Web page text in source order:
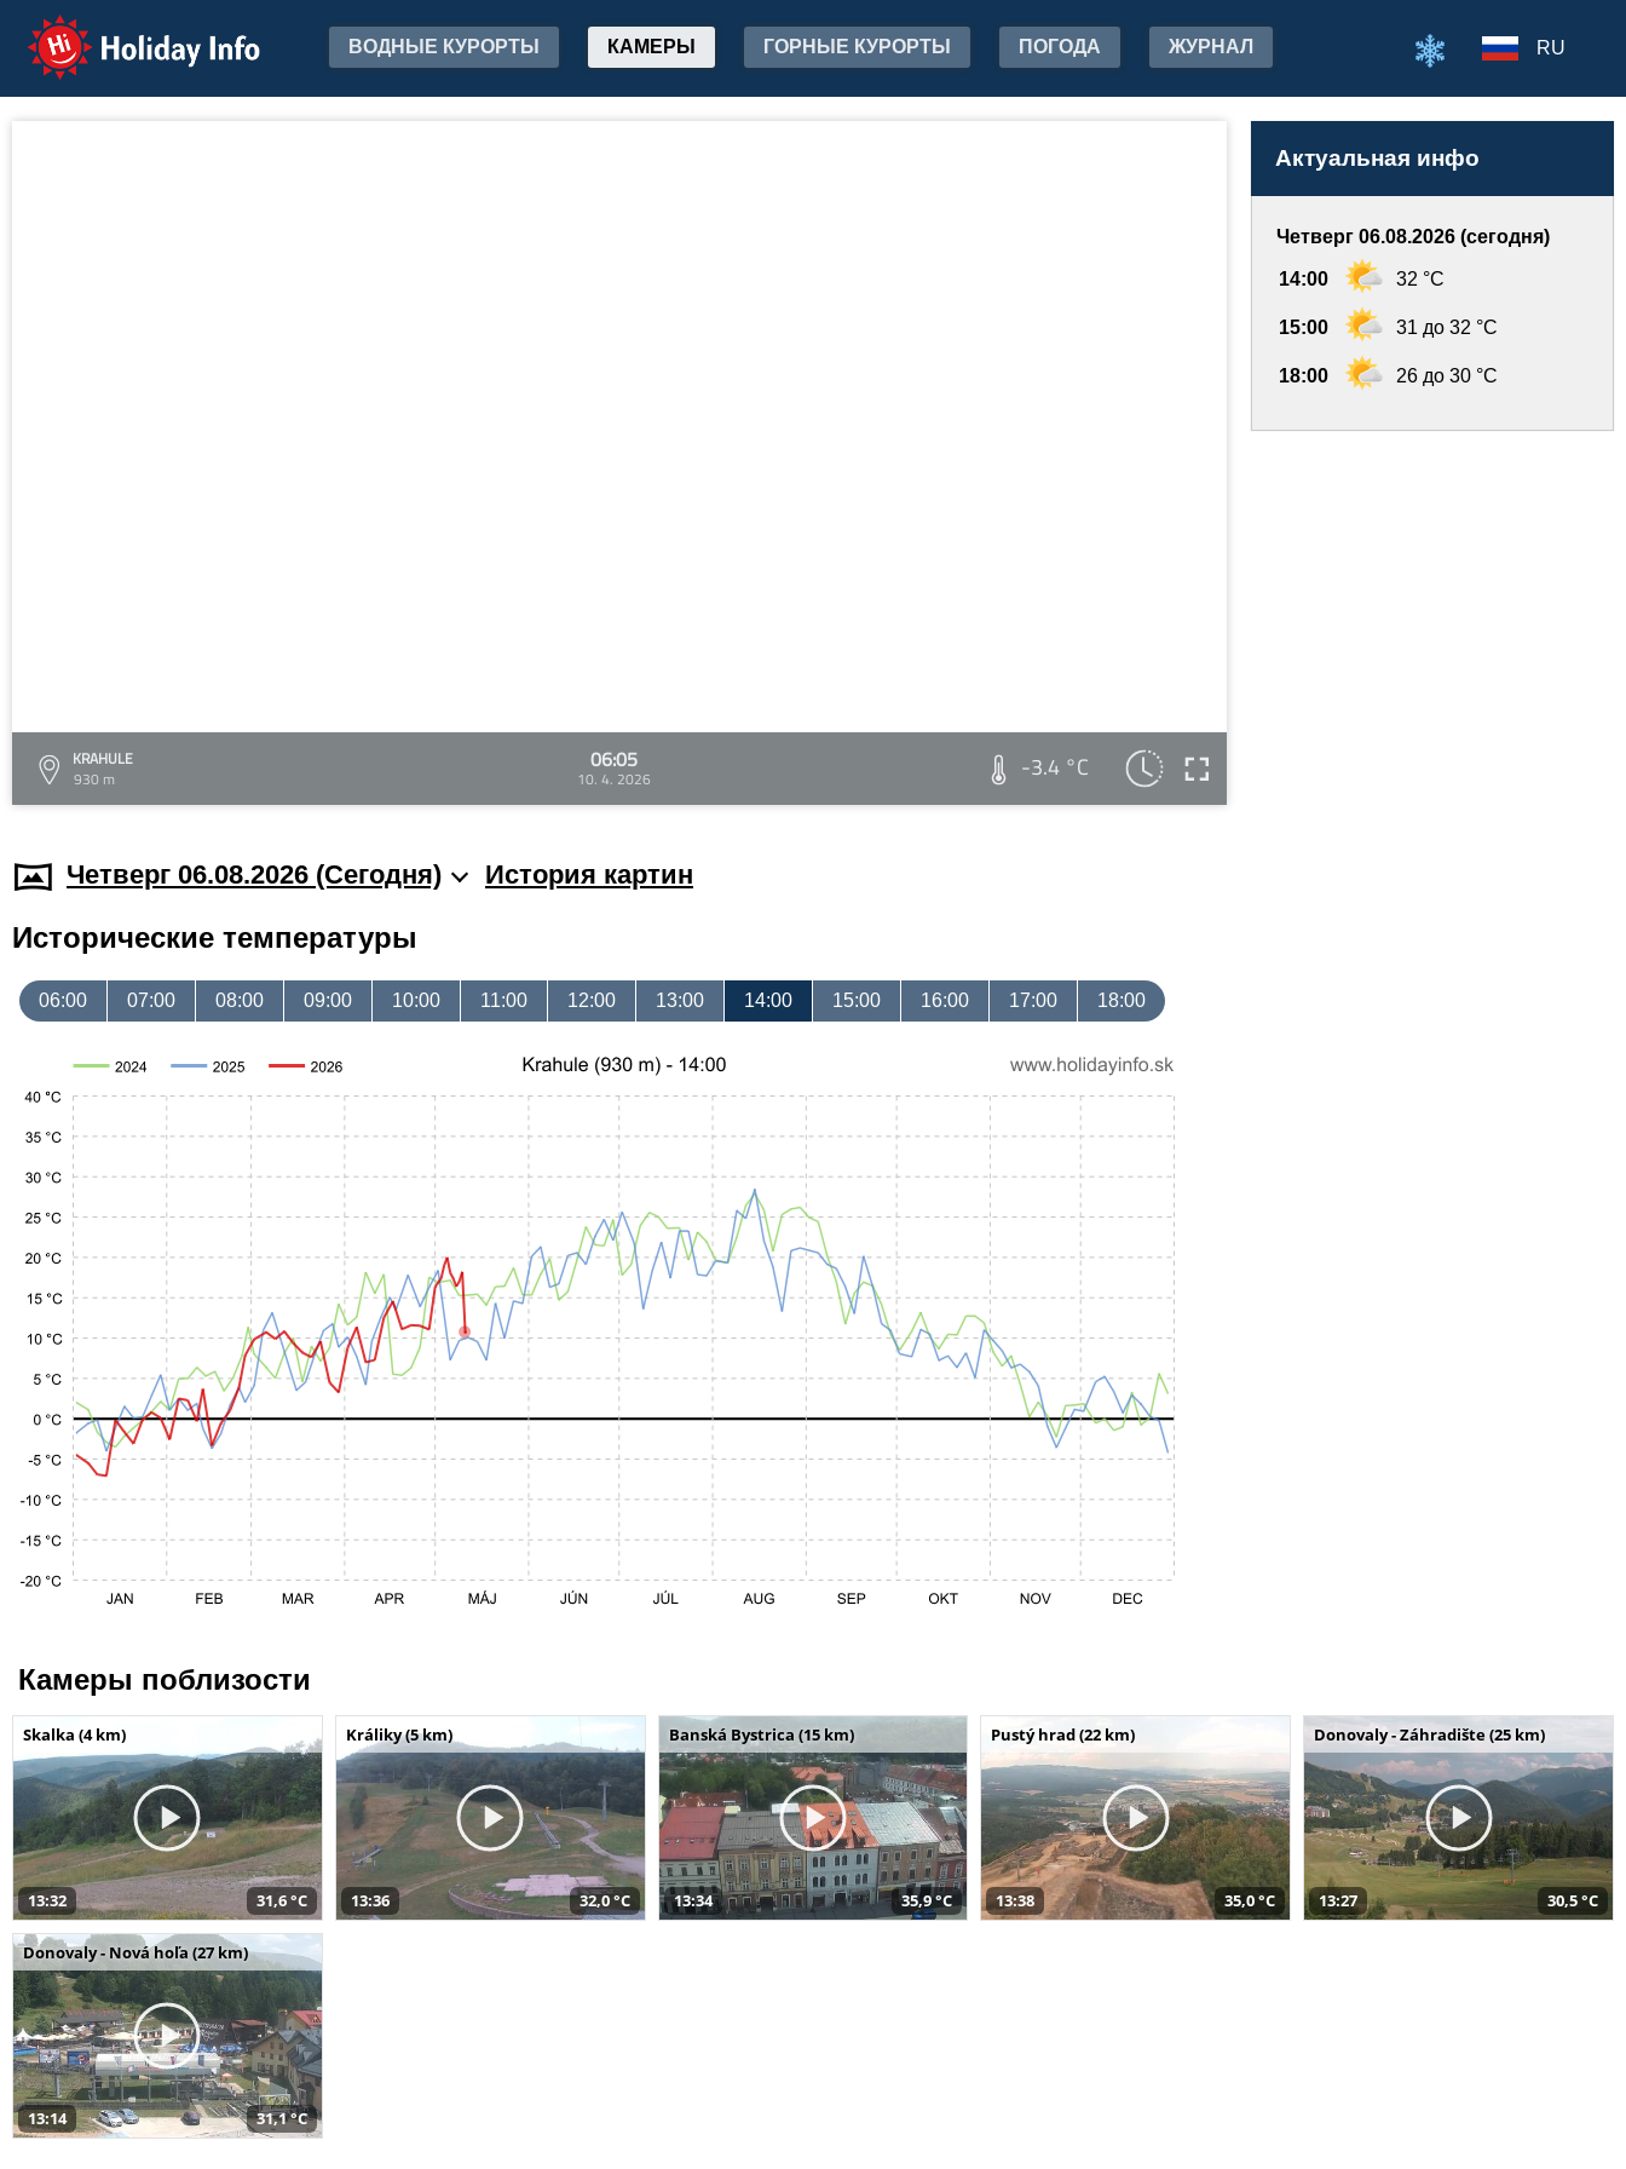
Holiday Info ВОДНЫЕ КУРОРТЫ КАМЕРЫ ГОРНЫЕ КУРОРТЫ ПОГОДА ЖУРНАЛ RU
KRAHULE
930 m
06:05
10. 4. 2026 -3.4 °C
Актуальная инфо
Четверг 06.08.2026 (сегодня)
14:00 32 °C
15:00 31 до 32 °C
18:00 26 до 30 °C
Четверг 06.08.2026 (Cегодня) История картин
Исторические температуры
06:00 07:00 08:00 09:00 10:00 11:00 12:00 13:00 14:00 15:00 16:00 17:00 18:00
Камеры поблизости
Skalka (4 km)
13:32 31,6 °C
Králiky (5 km)
13:36 32,0 °C
Banská Bystrica (15 km)
13:34 35,9 °C
Pustý hrad (22 km)
13:38 35,0 °C
Donovaly - Záhradište (25 km)
13:27 30,5 °C
Donovaly - Nová hoľa (27 km)
13:14 31,1 °C